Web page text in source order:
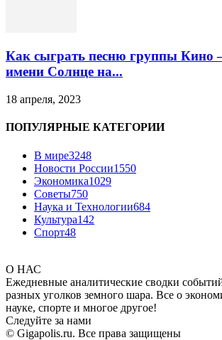
Как сыграть песню группы Кино
имени Солнце на...
18 апреля, 2023
ПОПУЛЯРНЫЕ КАТЕГОРИИ
В мире3248
Новости России1550
Экономика1029
Советы750
Наука и Технологии684
Культура142
Спорт48
О НАС
Ежедневные аналитические сводки
разных уголков земного шара. Все о
науке, спорте и многое другое!
Следуйте за нами
© Gigapolis.ru. Все права защищены